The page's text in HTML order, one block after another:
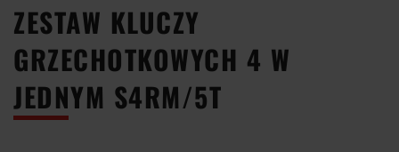
ZESTAW KLUCZY
GRZECHOTKOWYCH 4 W
JEDNYM S4RM/5T